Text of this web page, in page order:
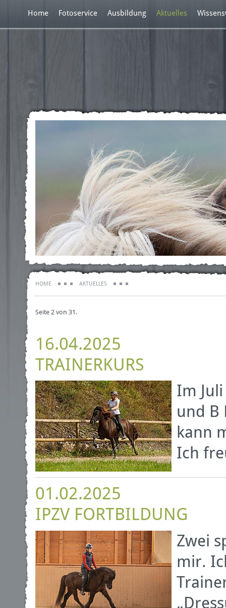
Home Fotoservice Ausbildung Aktuelles
HOME AKTUELLES
Seite 2 von 31.
16.04.2025
TRAINERKURS
Im
und B
kann
Ich
01.02.2025
IPZV FORTBILDUNG
Zwei
mir.